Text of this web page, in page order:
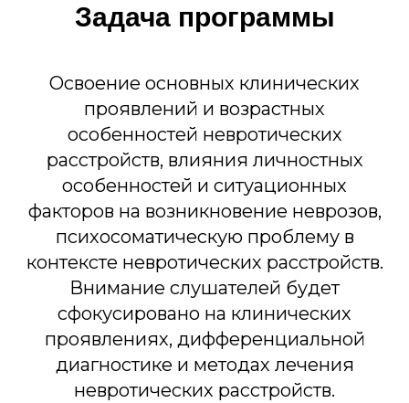
Задача программы
Освоение основных клинических
проявлений и возрастных
особенностей невротических
расстройств, влияния личностных
особенностей и ситуационных
факторов на возникновение неврозов,
психосоматическую проблему в
контексте невротических расстройств.
Внимание слушателей будет
сфокусировано на клинических
проявлениях, дифференциальной
диагностике и методах лечения
невротических расстройств.